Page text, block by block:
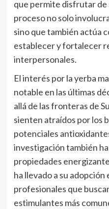
que permite disfrutar de
proceso no solo
sino que también actúa
establecer y fortalecer
interpersonales.
El interés por la yerba
notable en las últimas
allá de las fronteras de
sienten atraídos por los
potenciales
investigación también
propiedades
ha llevado a su
profesionales que
estimulantes más